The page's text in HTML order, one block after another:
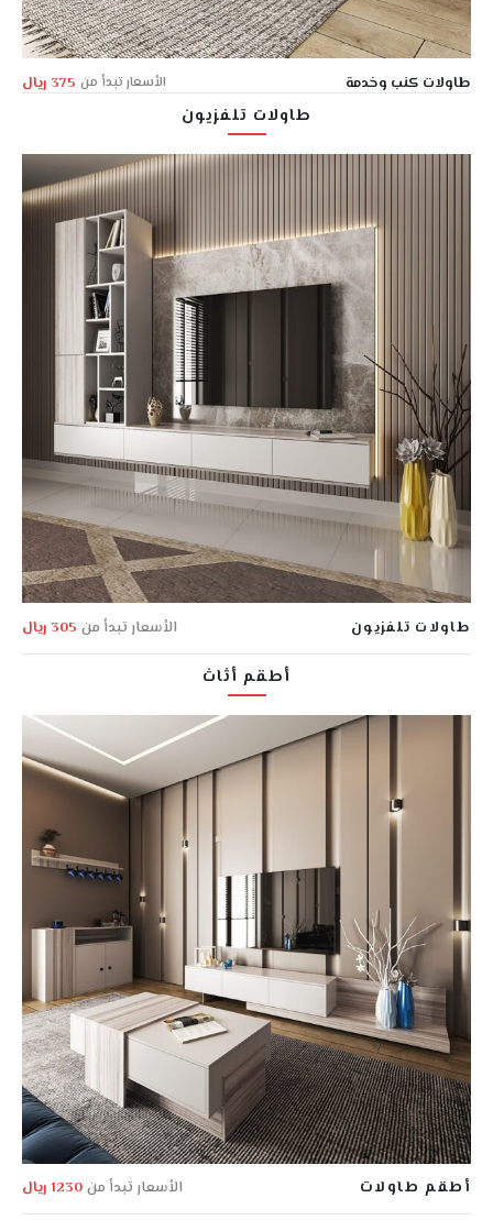
375 ريال الأسعار تبدأ من طاولات كنب وخدمة
طاولات تلفزيون
305 ريال الأسعار تبدأ من طاولات تلفزيون
أطقم أثاث
1230 ريال الأسعار تبدأ من أطقم طاولات